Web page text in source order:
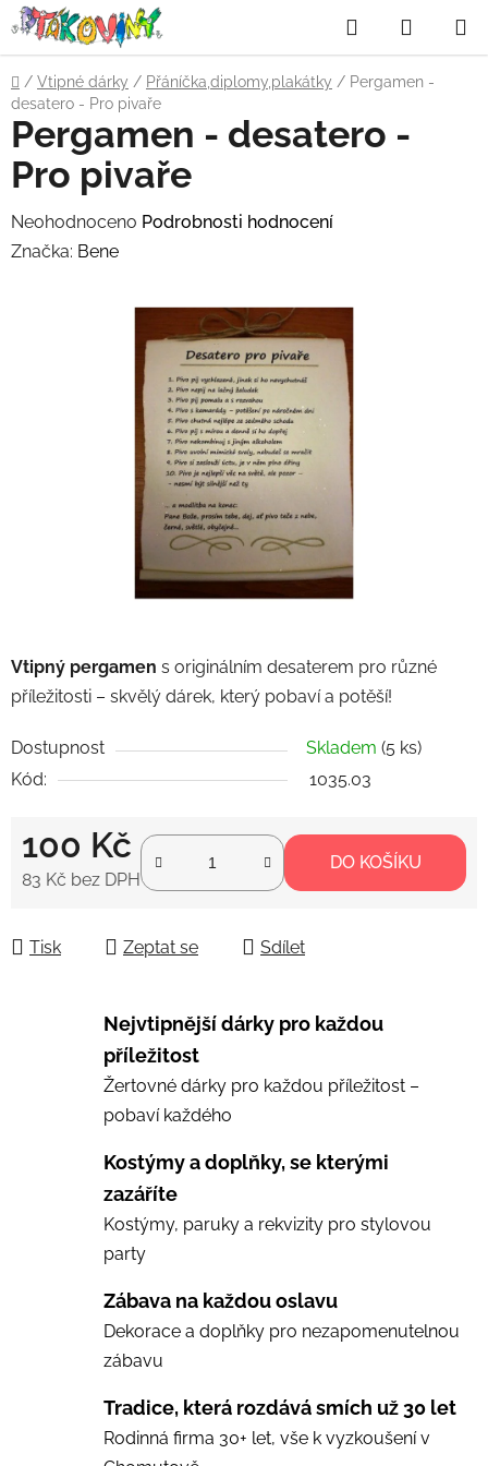
Přejít
na
obsah
Hledat
KOŠÍK
Domů
/ Vtipné dárky / Přáníčka,diplomy,plakátky / Pergamen -
desatero - Pro pivaře
Vtipný pergamen s originálním desaterem pro různé
příležitosti – skvělý dárek, který pobaví a potěší!
Dostupnost Skladem (5 ks)
Kód:
1035.03
100 Kč
83 Kč bez DPH
DO KOŠÍKU
Tisk Zeptat se Sdílet
Pergamen - desatero -
Pro pivaře
Průměrné
hodnocení
Neohodnoceno Podrobnosti hodnocení
Značka: Bene
Nejvtipnější dárky pro každou
příležitost
Žertovné dárky pro každou příležitost –
pobaví každého
Kostýmy a doplňky, se kterými
zazáříte
Kostýmy, paruky a rekvizity pro stylovou
party
Zábava na každou oslavu
Dekorace a doplňky pro nezapomenutelnou
zábavu
Tradice, která rozdává smích už 30 let
Rodinná firma 30+ let, vše k vyzkoušení v